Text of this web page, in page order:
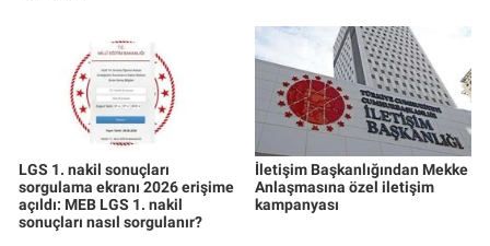
LGS 1. nakil sonuçları
sorgulama ekranı 2026 erişime
açıldı: MEB LGS 1. nakil
sonuçları nasıl sorgulanır?
İletişim Başkanlığından Mekke
Anlaşmasına özel iletişim
kampanyası